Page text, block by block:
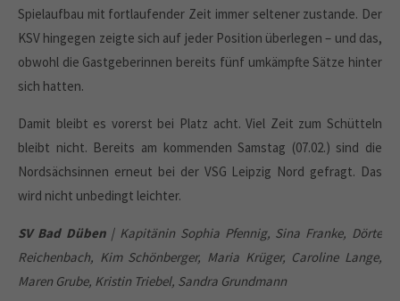
Spielaufbau mit fortlaufender Zeit immer seltener zustande. Der
KSV hingegen zeigte sich auf jeder Position überlegen – und das,
obwohl die Gastgeberinnen bereits fünf umkämpfte Sätze hinter
sich hatten.
Damit bleibt es vorerst bei Platz acht. Viel Zeit zum Schütteln
bleibt nicht. Bereits am kommenden Samstag (07.02.) sind die
Nordsächsinnen erneut bei der VSG Leipzig Nord gefragt. Das
wird nicht unbedingt leichter.
SV Bad Düben| Kapitänin Sophia Pfennig, Sina Franke, Dörte
Reichenbach, Kim Schönberger, Maria Krüger, Caroline Lange,
Maren Grube, Kristin Triebel, Sandra Grundmann